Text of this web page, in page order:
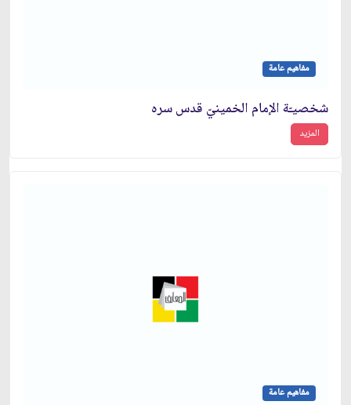
مفاهيم عامة
شخصيـّة الإمام الخمينيّ قدس سره
المزيد
مفاهيم عامة